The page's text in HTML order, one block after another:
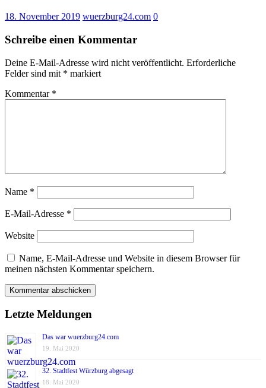
18. November 2019 wuerzburg24.com 0
Schreibe einen Kommentar
Deine E-Mail-Adresse wird nicht veröffentlicht. Erforderliche
Felder sind mit * markiert
Kommentar *
Name *
E-Mail-Adresse *
Website
Name, E-Mail-Adresse und Website in diesem Browser für
meinen nächsten Kommentar speichern.
Letzte Meldungen
Das war wuerzburg24.com
19. Mai 2020
32. Stadtfest Würzburg abgesagt
18. Mai 2020